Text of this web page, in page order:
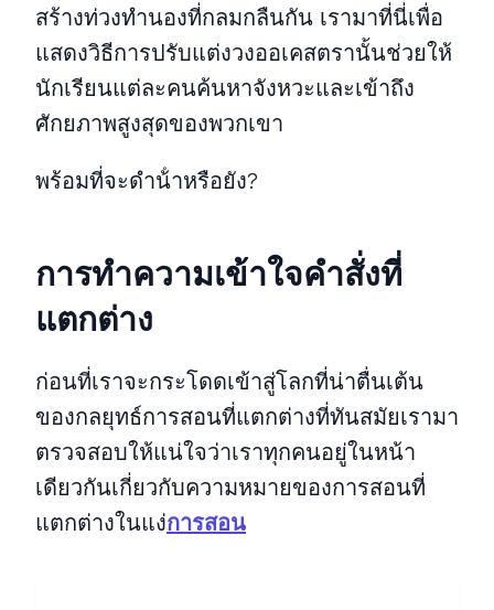
สร้างท่วงทํานองที่กลมกลืนกัน เรามาที่นี่เพื่อ
แสดงวิธีการปรับแต่งวงออเคสตรานั้นช่วยให้
นักเรียนแต่ละคนค้นหาจังหวะและเข้าถึง
ศักยภาพสูงสุดของพวกเขา
พร้อมที่จะดําน้ําหรือยัง?
การทําความเข้าใจคําสั่งที่
แตกต่าง
ก่อนที่เราจะกระโดดเข้าสู่โลกที่น่าตื่นเต้น
ของกลยุทธ์การสอนที่แตกต่างที่ทันสมัยเรามา
ตรวจสอบให้แน่ใจว่าเราทุกคนอยู่ในหน้า
เดียวกันเกี่ยวกับความหมายของการสอนที่
แตกต่างในแง่การสอน